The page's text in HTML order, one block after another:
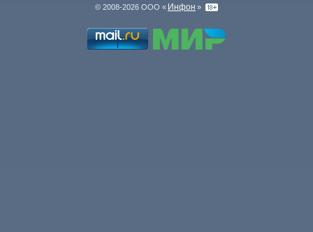
© 2008-2026 ООО « Инфон »